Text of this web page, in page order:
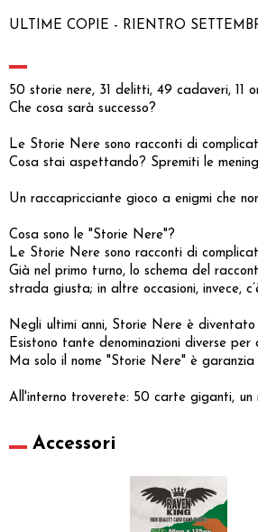
ULTIME COPIE - RIENTRO
50 storie nere, 31 delitti, 49 cadaveri, 11
Che cosa sarà successo?
Le Storie Nere sono racconti di
Cosa stai aspettando? Spremiti le
Un raccapricciante gioco a enigmi che
Cosa sono le "Storie Nere"?
Le Storie Nere sono racconti di
Già nel primo turno, lo schema del
strada giusta; in altre occasioni, invece,
Negli ultimi anni, Storie Nere è diventato
Esistono tante denominazioni diverse
Ma solo il nome "Storie Nere" è
All'interno troverete: 50 carte giganti, un
Accessori